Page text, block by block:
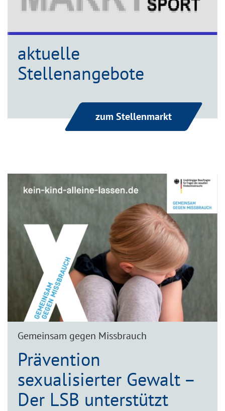
aktuelle
Stellenangebote
zum Stellenmarkt
Gemeinsam gegen Missbrauch
Prävention
sexualisierter Gewalt –
Der LSB unterstützt